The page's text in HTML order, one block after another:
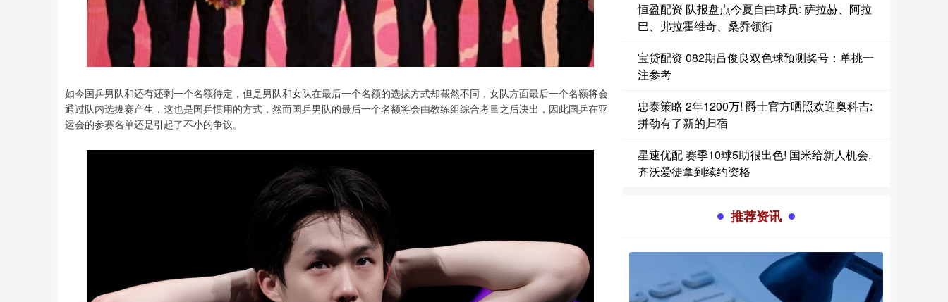
如今国乒男队和还有还剩一个名额待定，但是男队和女队在最后一个名额的选拔方式却截然不同，女队方面最后一个名额将会
通过队内选拔赛产生，这也是国乒惯用的方式，然而国乒男队的最后一个名额将会由教练组综合考量之后决出，因此国乒在亚
运会的参赛名单还是引起了不小的争议。
恒盈配资 队报盘点今夏自由球员: 萨拉赫、阿拉
巴、弗拉霍维奇、桑乔领衔
宝贷配资 082期吕俊良双色球预测奖号：单挑一
注参考
忠泰策略 2年1200万! 爵士官方晒照欢迎奥科吉:
拼劲有了新的归宿
星速优配 赛季10球5助很出色! 国米给新人机会,
齐沃爱徒拿到续约资格
推荐资讯